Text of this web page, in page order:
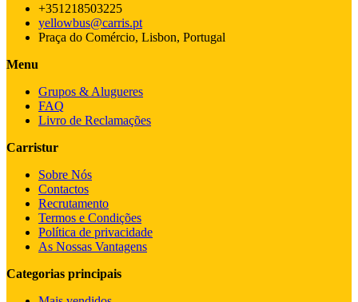
+351218503225
yellowbus@carris.pt
Praça do Comércio, Lisbon, Portugal
Menu
Grupos & Alugueres
FAQ
Livro de Reclamações
Carristur
Sobre Nós
Contactos
Recrutamento
Termos e Condições
Política de privacidade
As Nossas Vantagens
Categorias principais